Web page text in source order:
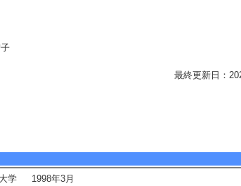
最終更新日：
学 1998年3月